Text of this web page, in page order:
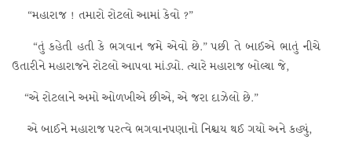
“મહારાજ ! તમારો રોટલો આમાં કેવો ?”
“તું કહેતી હતી કે ભગવાન જમે એવો છે.” પછી તે બાઈએ ભાતું નીચે
ઉતારીને મહારાજને રોટલો આપવા માંડ્યો. ત્યારે મહારાજ બોલ્યા જે,
“એ રોટલાને અમો ઓળખીએ છીએ, એ જરા દાઝેલો છે.”
એ બાઈને મહારાજ પરત્વે ભગવાનપણાનો નિશ્ચય થઈ ગયો અને કહ્યું,